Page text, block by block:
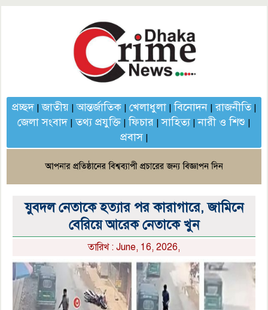
প্রচ্ছদ|জাতীয়|আন্তর্জাতিক| খেলাধুলা|বিনোদন|রাজনীতি|
জেলা সংবাদ|তথ্য প্রযুক্তি |ফিচার |সাহিত্য|নারী ও শিশু |
প্রবাস|
যুবদল নেতাকে হত্যার পর কারাগারে, জামিনে
বেরিয়ে আরেক নেতাকে খুন
তারিখ : June, 16, 2026,